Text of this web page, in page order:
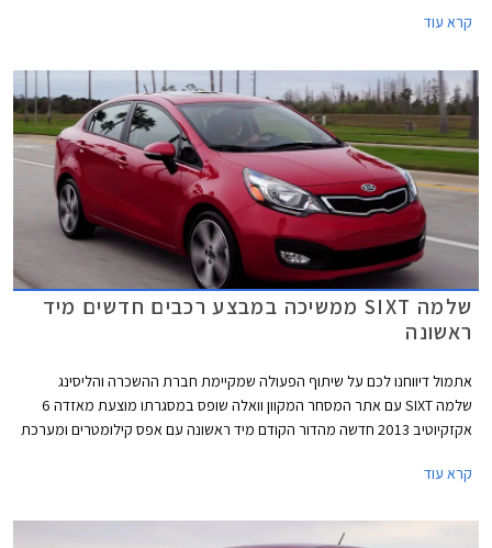
להיפגע ממהלך זה הם דווקא הרכבים הפחות מזהמים, שכן בעקבות שינוי נוסחת
נמוכה יותר וכפועל יוצא צפוי מחירם לעלות, בעוד רכבים מזהמים שגם כך
נמצאים בדרגות הזיהום הגבוהות ואינם נהנים מהטבת המיסוי מחירם אינו צפוי
להשתנות.
קרא עוד
שלמה SIXT ממשיכה במבצע רכבים חדשים מיד
ראשונה
אתמול דיווחנו לכם על שיתוף הפעולה שמקיימת חברת ההשכרה והליסינג
שלמה SIXT עם אתר המסחר המקוון וואלה שופס במסגרתו מוצעת מאזדה 6
אקזקיוטיב 2013 חדשה מהדור הקודם מיד ראשונה עם אפס קילומטרים ומערכת
המחירון הרשמי. להלן רשימת הדגמים המוצעים:
קרא עוד